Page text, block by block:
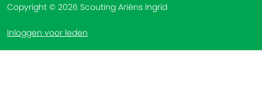
Copyright © 2026 Scouting Ariëns Ingrid
Inloggen voor leden